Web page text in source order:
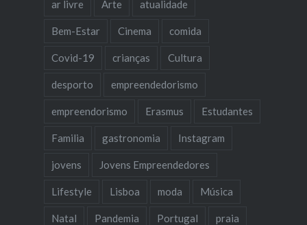
ar livre Arte atualidade
Bem-Estar Cinema comida
Covid-19 crianças Cultura
desporto empreendedorismo
empreendorismo Erasmus Estudantes
Familia gastronomia Instagram
jovens Jovens Empreendedores
Lifestyle Lisboa moda Música
Natal Pandemia Portugal praia